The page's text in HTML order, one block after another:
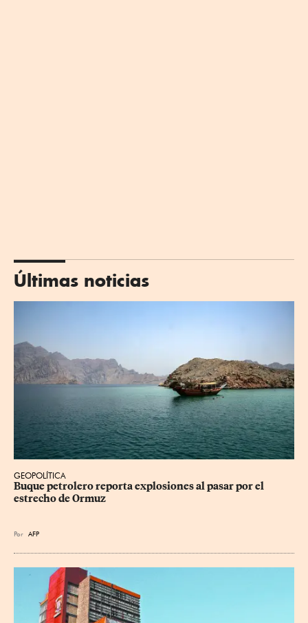
Últimas noticias
GEOPOLÍTICA
Buque petrolero reporta explosiones al pasar por el
estrecho de Ormuz
Por AFP